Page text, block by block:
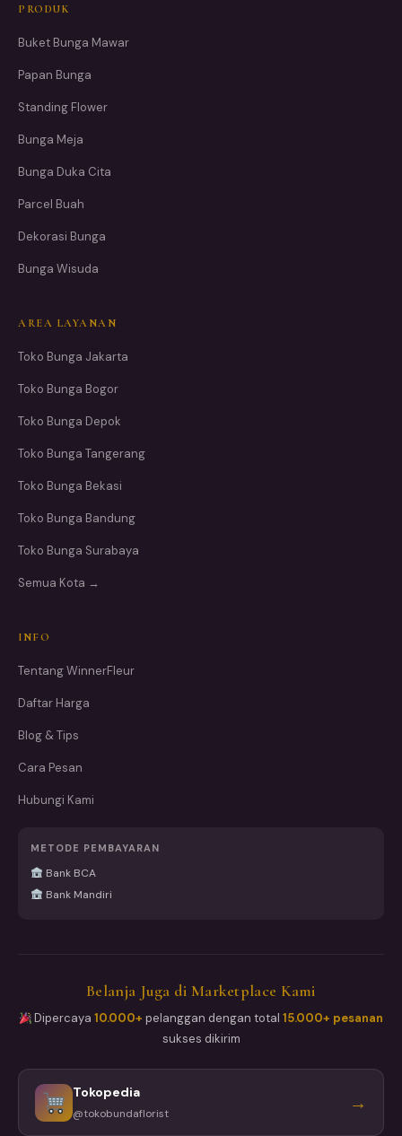
PRODUK
Buket Bunga Mawar
Papan Bunga
Standing Flower
Bunga Meja
Bunga Duka Cita
Parcel Buah
Dekorasi Bunga
Bunga Wisuda
AREA LAYANAN
Toko Bunga Jakarta
Toko Bunga Bogor
Toko Bunga Depok
Toko Bunga Tangerang
Toko Bunga Bekasi
Toko Bunga Bandung
Toko Bunga Surabaya
Semua Kota →
INFO
Tentang WinnerFleur
Daftar Harga
Blog & Tips
Cara Pesan
Hubungi Kami
METODE PEMBAYARAN
Bank BCA
Bank Mandiri
Belanja Juga di Marketplace Kami
Dipercaya10.000+ pelanggan dengan total15.000+ pesanan
sukses dikirim
Tokopedia
@tokobundaflorist →